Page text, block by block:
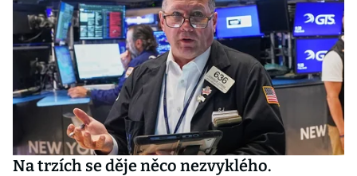
Na trzích se děje něco nezvyklého.